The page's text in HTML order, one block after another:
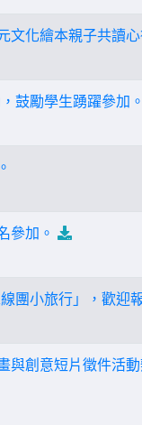
文化繪本親子共讀
鼓勵學生踴躍參加。
參加。
團小旅行」，歡迎
與創意短片徵件活